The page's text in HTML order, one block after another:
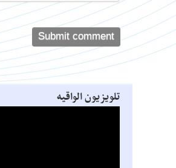
تلویزیون الواقیه